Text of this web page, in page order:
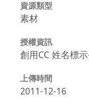
資源類型
素材
授權資訊
創用CC 姓名標
上傳時間
2011-12-16